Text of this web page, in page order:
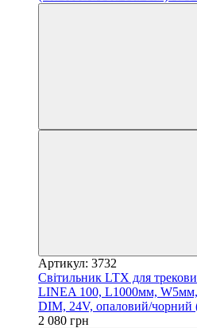
Артикул: 3732
Світильник LTX для
LINEA 100, L1000мм,
DIM, 24V, опаловий/
2 080 грн